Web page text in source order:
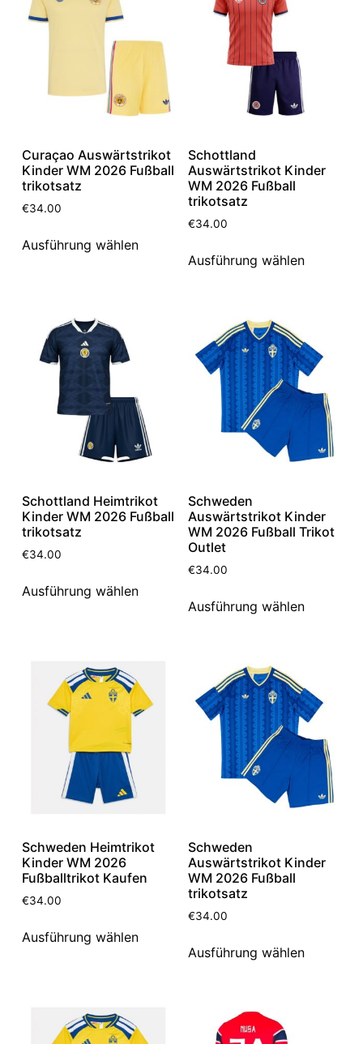
Curaçao Auswärtstrikot
Kinder WM 2026 Fußball
trikotsatz
€34.00
Ausführung wählen
Schottland
Auswärtstrikot Kinder
WM 2026 Fußball
trikotsatz
€34.00
Ausführung wählen
Schottland Heimtrikot
Kinder WM 2026 Fußball
trikotsatz
€34.00
Ausführung wählen
Schweden
Auswärtstrikot Kinder
WM 2026 Fußball Trikot
Outlet
€34.00
Ausführung wählen
Schweden Heimtrikot
Kinder WM 2026
Fußballtrikot Kaufen
€34.00
Ausführung wählen
Schweden
Auswärtstrikot Kinder
WM 2026 Fußball
trikotsatz
€34.00
Ausführung wählen